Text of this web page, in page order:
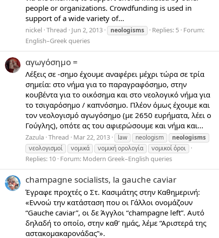
people or organizations. Crowdfunding is used in
support of a wide variety of...
nickel Thread Jun 2, 2013 neologisms Replies: 5 Forum:
English–Greek queries
αγωγόσημο =
Λέξεις σε -σημο έχουμε αναφέρει μέχρι τώρα σε τρία
σημεία: στο νήμα για το παραγραφόσημο, στην
κουβέντα για το οικόσημα και στο νεολογικό νήμα για
το τσιγαρόσημο / καπνόσημο. Πλέον όμως έχουμε και
τον νεολογισμό αγωγόσημο (με 2650 ευρήματα, λέει ο
Γούγλης), οπότε ας του αφιερώσουμε και νήμα και...
Zazula Thread Mar 22, 2013 law neologism
neologisms
νεολογισμοί
νομικά νομική ορολογία νομικοί όροι
Replies: 10 Forum: Modern Greek–English queries
champagne socialists, la gauche caviar
Έγραφε προχτές ο Στ. Κασιμάτης στην Καθημερινή:
«Εννοώ την κατάσταση που οι Γάλλοι ονομάζουν
“Gauche caviar”, οι δε Άγγλοι “champagne left”. Αυτό
δηλαδή το οποίο, στην καθ’ ημάς, λέμε “Αριστερά της
αστακομακαρονάδας”».